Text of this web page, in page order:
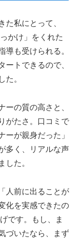
た私にとって、
かけ」をくれた
導も受けられる。
ートできるので、
た。
ーの質の高さと、
がたさ。口コミで
ーが親身だった」
多く、リアルな声
した。
人前に出ることが
化を実感できたの
です。もし、ま
づいたなら、まず